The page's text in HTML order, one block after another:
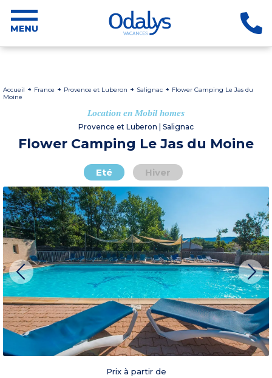
Accueil France Provence et Luberon Salignac
Flower Camping Le Jas du
Moine
Location en Mobil homes
Provence et Luberon | Salignac
Flower Camping Le Jas du Moine
Eté Hiver
Prix à partir de